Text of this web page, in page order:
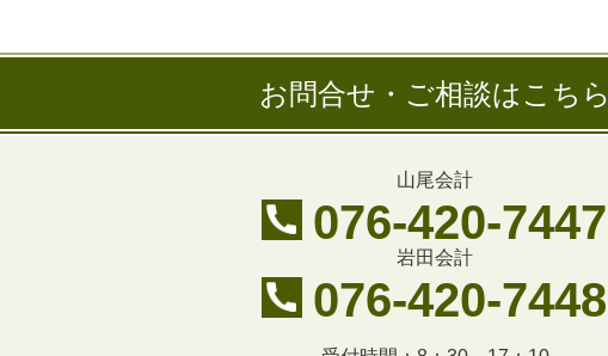
お問合せ・ご相談はこちら
山尾会計
076-420-7447
岩田会計
076-420-7448